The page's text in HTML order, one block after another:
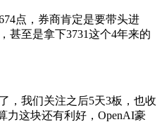
点，券商肯定是要带头进
甚至是拿下3731这个4年来的
，我们关注之后5天3板，也收
力这块还有利好，OpenAI豪